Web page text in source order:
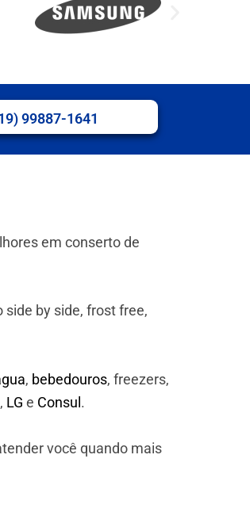
99887-1641
em conserto de
by side, frost free,
, bebedouros, freezers,
, LG e Consul .
você quando mais